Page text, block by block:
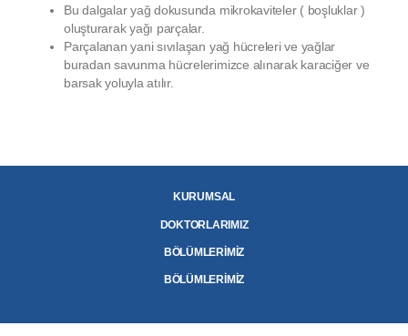
Bu dalgalar yağ dokusunda mikrokaviteler ( boşluklar )
oluşturarak yağı parçalar.
Parçalanan yani sıvılaşan yağ hücreleri ve yağlar
buradan savunma hücrelerimizce alınarak karaciğer ve
barsak yoluyla atılır.
KURUMSAL
DOKTORLARIMIZ
BÖLÜMLERİMİZ
BÖLÜMLERİMİZ